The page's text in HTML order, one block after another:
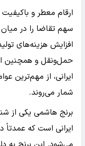
ارقام معطر و
سهم تقاضا را در
افزایش هزینه‌های
حمل‌ونقل و همچنین
ایرانی، از مهم‌ترین
شمار می‌روند.
برنج هاشمی یکی از
ایرانی است که عمدتاً